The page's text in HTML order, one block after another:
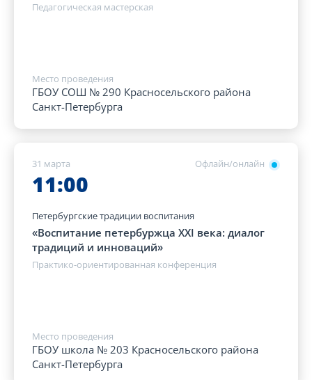
Педагогическая мастерская
Место проведения
ГБОУ СОШ № 290 Красносельского района
Санкт-Петербурга
Офлайн/онлайн
31 марта
11:00
Петербургские традиции воспитания
«Воспитание петербуржца XXI века: диалог
традиций и инноваций»
Практико-ориентированная конференция
Место проведения
ГБОУ школа № 203 Красносельского района
Санкт-Петербурга